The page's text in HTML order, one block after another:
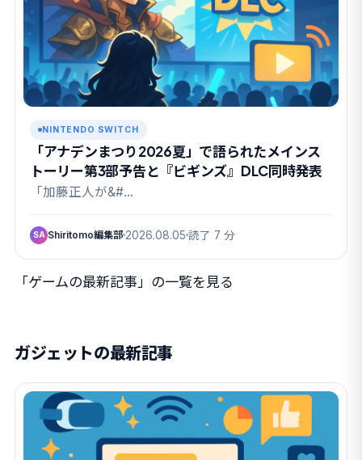
NINTENDO SWITCH
「アナデンまつり2026夏」で語られたメインス
トーリー第3部予告と『ビギンズ』DLC同時発表
「加藤正人が&#…
SA Shiritomo編集部 2026.08.05 読了 7 分
「ゲームの最新記事」の一覧を見る
ガジェットの最新記事